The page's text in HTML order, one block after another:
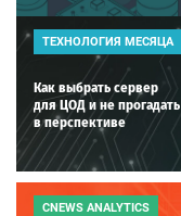
ТЕХНОЛОГИЯ МЕСЯЦА
Как выбрать сервер
для ЦОД и не прогадать
в перспективе
CNEWS ANALYTICS